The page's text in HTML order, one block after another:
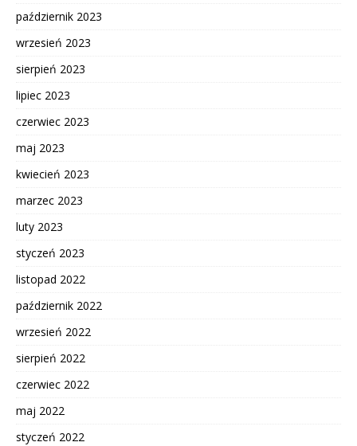
październik 2023
wrzesień 2023
sierpień 2023
lipiec 2023
czerwiec 2023
maj 2023
kwiecień 2023
marzec 2023
luty 2023
styczeń 2023
listopad 2022
październik 2022
wrzesień 2022
sierpień 2022
czerwiec 2022
maj 2022
styczeń 2022